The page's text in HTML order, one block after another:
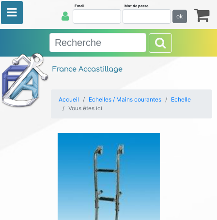
France Accastillage
Email Mot de passe
ok
Accueil Echelles / Mains courantes
Echelle
Vous êtes ici